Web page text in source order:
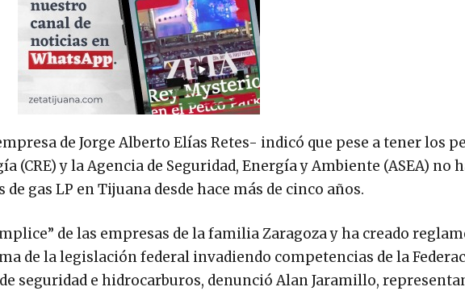
de Jorge Alberto Elías Retes- indicó que pese a tener los
(CRE) y la Agencia de Seguridad, Energía y Ambiente (ASEA) no
gas LP en Tijuana desde hace más de cinco años.
de las empresas de la familia Zaragoza y ha creado
de la legislación federal invadiendo competencias de la
seguridad e hidrocarburos, denunció Alan Jaramillo,